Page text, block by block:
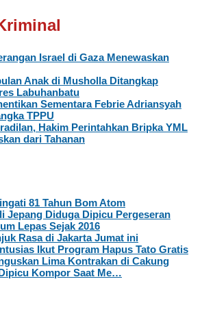
Israel di Gaza Menewaskan
Anak di Musholla Ditangkap
Labuhanbatu
Sementara Febrie Adriansyah
TPPU
Hakim Perintahkan Bripka YML
dari Tahanan
81 Tahun Bom Atom
Jepang Diduga Dipicu Pergeseran
Lepas Sejak 2016
Rasa di Jakarta Jumat ini
Ikut Program Hapus Tato Gratis
Lima Kontrakan di Cakung
Kompor Saat Me…